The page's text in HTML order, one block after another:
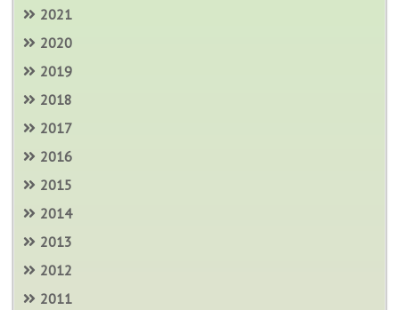
2021
2020
2019
2018
2017
2016
2015
2014
2013
2012
2011